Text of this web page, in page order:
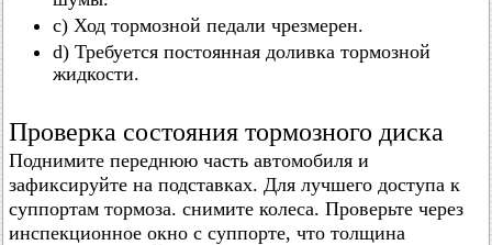
c) Ход тормозной педали чрезмерен.
d) Требуется постоянная доливка тормозной
жидкости.
Проверка состояния тормозного диска
Поднимите переднюю часть автомобиля и
зафиксируйте на подставках. Для лучшего доступа к
суппортам тормоза. снимите колеса. Проверьте через
инспекционное окно с суппорте, что толщина